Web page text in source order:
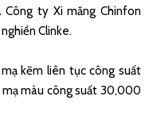
ty Xi măng Chinfon
Clinke.
kẽm liên tục công suất
màu công suất 30,000